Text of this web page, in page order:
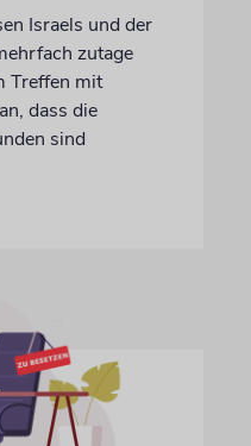
Israels und der
zutage
Treffen mit
dass die
sind